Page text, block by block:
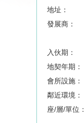
地址：
發展商：
入伙期：
地契年期：
會所設施：
鄰近環境：
座/層/單位：